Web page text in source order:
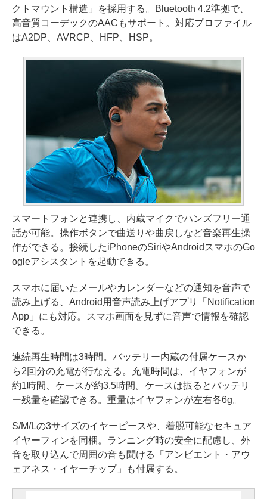
クトマウント構造」を採用する。Bluetooth 4.2準拠で、
高音質コーデックのAACもサポート。対応プロファイル
はA2DP、AVRCP、HFP、HSP。
スマートフォンと連携し、内蔵マイクでハンズフリー通
話が可能。操作ボタンで曲送りや曲戻しなど音楽再生操
作ができる。接続したiPhoneのSiriやAndroidスマホのGo
ogleアシスタントを起動できる。
スマホに届いたメールやカレンダーなどの通知を音声で
読み上げる、Android用音声読み上げアプリ「Notification
App」にも対応。スマホ画面を見ずに音声で情報を確認
できる。
連続再生時間は3時間。バッテリー内蔵の付属ケースか
ら2回分の充電が行なえる。充電時間は、イヤフォンが
約1時間、ケースが約3.5時間。ケースは振るとバッテリ
ー残量を確認できる。重量はイヤフォンが左右各6g。
S/M/Lの3サイズのイヤーピースや、着脱可能なセキュア
イヤーフィンを同梱。ランニング時の安全に配慮し、外
音を取り込んで周囲の音も聞ける「アンビエント・アウ
ェアネス・イヤーチップ」も付属する。